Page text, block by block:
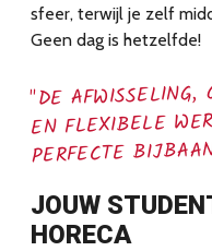
sfeer, terwijl je zelf
Geen dag is hetzelfde!
"DE AFWISSELING,
EN FLEXIBELE
PERFECTE
JOUW
HORECA